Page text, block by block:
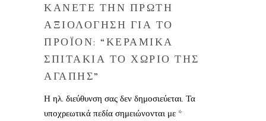
ΚΑΝΕΤΕ ΤΗΝ ΠΡΩΤΗ
ΑΞΙΟΛΟΓΗΣΗ ΓΙΑ ΤΟ
ΠΡΟΪΟΝ: “ΚΕΡΑΜΙΚΑ
ΣΠΙΤΑΚΙΑ ΤΟ ΧΩΡΙΟ ΤΗΣ
ΑΓΑΠΗΣ”
Η ηλ. διεύθυνση σας δεν δημοσιεύεται. Τα
υποχρεωτικά πεδία σημειώνονται με *